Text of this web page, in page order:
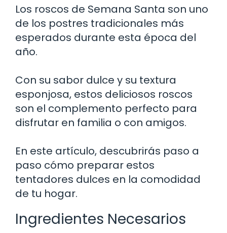
Los roscos de Semana Santa son uno
de los postres tradicionales más
esperados durante esta época del
año.
Con su sabor dulce y su textura
esponjosa, estos deliciosos roscos
son el complemento perfecto para
disfrutar en familia o con amigos.
En este artículo, descubrirás paso a
paso cómo preparar estos
tentadores dulces en la comodidad
de tu hogar.
Ingredientes Necesarios